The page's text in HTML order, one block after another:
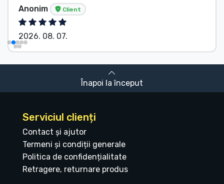
Anonim Client
2026. 08. 07.
Înapoi la început
Serviciul clienți
Contact și ajutor
Termeni și condiții generale
Politica de confidențialitate
Retragere, returnare produs